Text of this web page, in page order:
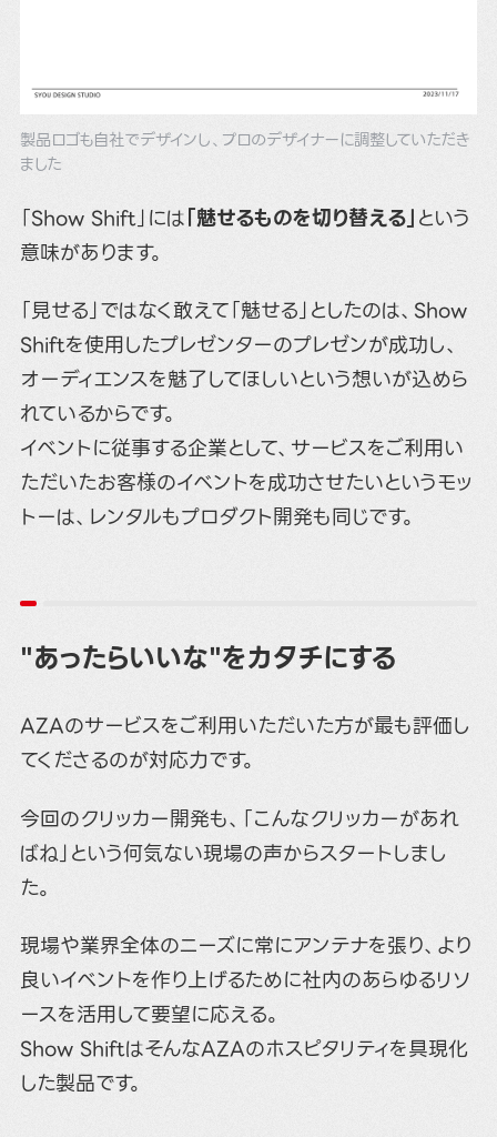
製品ロゴも自社でデザインし、プロのデザイナーに調整していただき
ました
「Show Shift」には「魅せるものを切り替える」という
意味があります。
「見せる」ではなく敢えて「魅せる」としたのは、Show
Shiftを使用したプレゼンターのプレゼンが成功し、
オーディエンスを魅了してほしいという想いが込めら
れているからです。
イベントに従事する企業として、サービスをご利用い
ただいたお客様のイベントを成功させたいというモッ
トーは、レンタルもプロダクト開発も同じです。
"あったらいいな"をカタチにする
AZAのサービスをご利用いただいた方が最も評価し
てくださるのが対応力です。
今回のクリッカー開発も、「こんなクリッカーがあれ
ばね」という何気ない現場の声からスタートしまし
た。
現場や業界全体のニーズに常にアンテナを張り、より
良いイベントを作り上げるために社内のあらゆるリソ
ースを活用して要望に応える。
Show ShiftはそんなAZAのホスピタリティを具現化
した製品です。